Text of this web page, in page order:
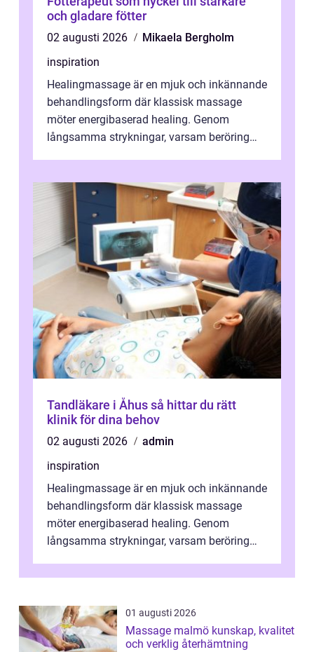
och gladare fötter
02 augusti 2026
Mikaela Bergholm
inspiration
Healingmassage är en mjuk och inkännande
behandlingsform där klassisk massage
möter energibaserad healing. Genom
långsamma strykningar, varsam beröring
Tandläkare i Åhus så hittar du rätt
klinik för dina behov
02 augusti 2026
admin
inspiration
Healingmassage är en mjuk och inkännande
behandlingsform där klassisk massage
möter energibaserad healing. Genom
långsamma strykningar, varsam beröring
nervsys...
01 augusti 2026
Massage malmö kunskap, kvalitet
och verklig återhämtning